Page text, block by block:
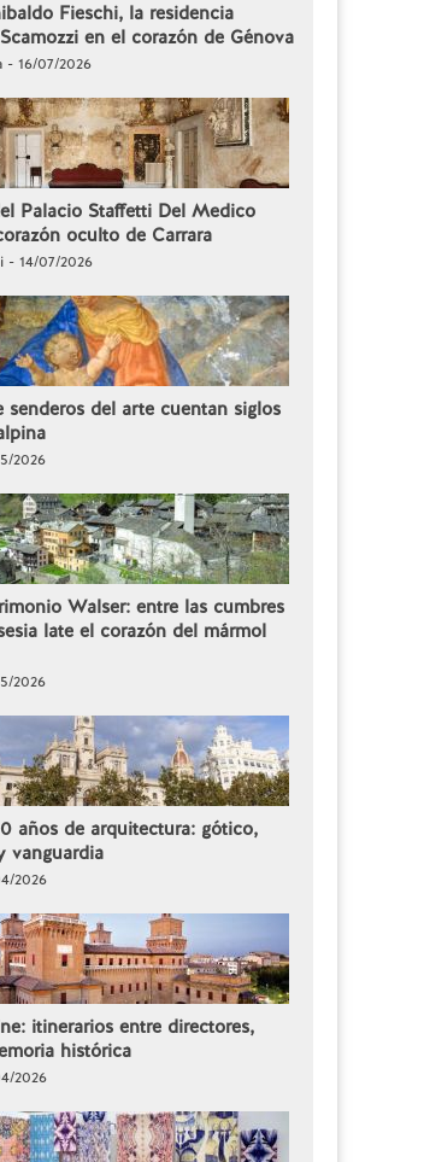
Fieschi, la residencia
en el corazón de Génova
- 16/07/2026
Palacio Staffetti Del Medico
oculto de Carrara
- 14/07/2026
senderos del arte cuentan siglos
2026
Walser: entre las cumbres
late el corazón del mármol
2026
años de arquitectura: gótico,
vanguardia
2026
itinerarios entre directores,
histórica
2026